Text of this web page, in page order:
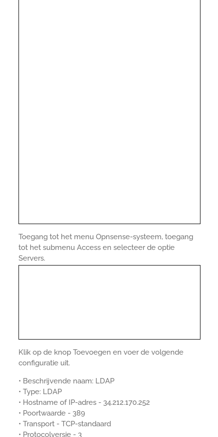
Toegang tot het menu Opnsense-systeem, toegang
tot het submenu Access en selecteer de optie
Servers.
Klik op de knop Toevoegen en voer de volgende
configuratie uit.
• Beschrijvende naam: LDAP
• Type: LDAP
• Hostname of IP-adres - 34.212.170.252
• Poortwaarde - 389
• Transport - TCP-standaard
• Protocolversie - 3